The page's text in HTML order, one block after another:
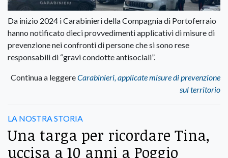
Da inizio 2024 i Carabinieri della Compagnia di Portoferraio
hanno notificato dieci provvedimenti applicativi di misure di
prevenzione nei confronti di persone che si sono rese
responsabili di “gravi condotte antisociali”.
Continua a leggereCarabinieri, applicate misure di prevenzione
sul territorio
LA NOSTRA STORIA
Una targa per ricordare Tina,
uccisa a 10 anni a Poggio